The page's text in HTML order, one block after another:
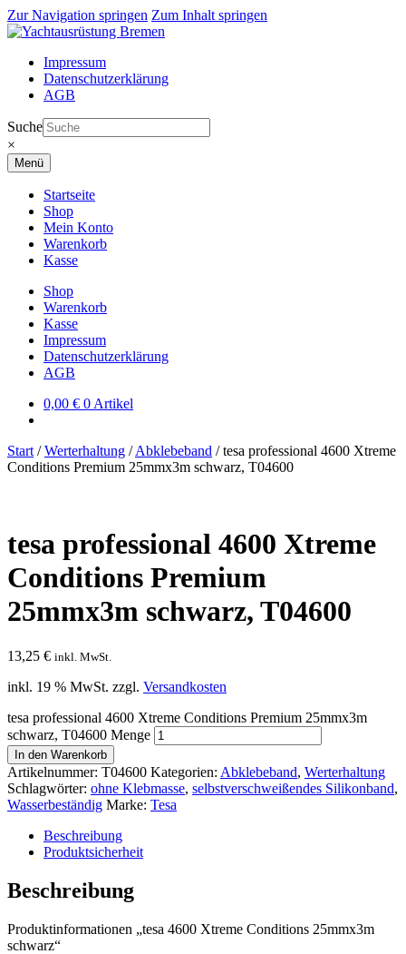
Zur Navigation springen Zum Inhalt springen
Impressum
Datenschutzerklärung
AGB
Suche
×
Menü
Startseite
Shop
Mein Konto
Warenkorb
Kasse
Shop
Warenkorb
Kasse
Impressum
Datenschutzerklärung
AGB
0,00 € 0 Artikel
Start /Werterhaltung /Abklebeband /tesa professional 4600 Xtreme
Conditions Premium 25mmx3m schwarz, T04600
tesa professional 4600 Xtreme
Conditions Premium
25mmx3m schwarz, T04600
13,25 € inkl. MwSt.
inkl. 19 % MwSt. zzgl. Versandkosten
tesa professional 4600 Xtreme Conditions Premium 25mmx3m
schwarz, T04600 Menge
In den Warenkorb
Artikelnummer: T04600 Kategorien: Abklebeband, Werterhaltung
Schlagwörter: ohne Klebmasse, selbstverschweißendes Silikonband,
Wasserbeständig Marke: Tesa
Beschreibung
Produktsicherheit
Beschreibung
Produktinformationen „tesa 4600 Xtreme Conditions 25mmx3m
schwarz“